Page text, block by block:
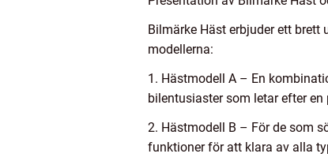
Bilmärke Häst erbjuder ett brett
modellerna:
1. Hästmodell A – En
bilentusiaster som letar efter
2. Hästmodell B – För de som
funktioner för att klara av alla